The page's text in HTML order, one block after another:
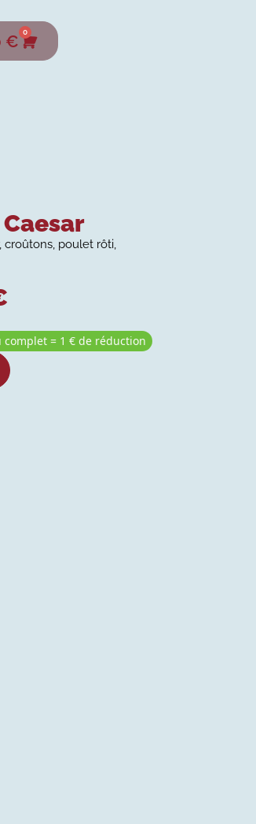
€ 0
croûtons, poulet rôti,
complet = 1 € de réduction